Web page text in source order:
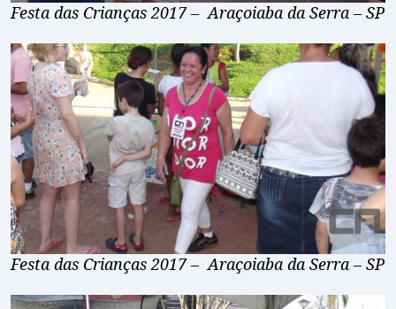
Festa das Crianças 2017 – Araçoiaba da Serra – SP
Festa das Crianças 2017 – Araçoiaba da Serra – SP